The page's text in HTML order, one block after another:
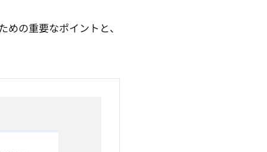
の重要なポイントと、